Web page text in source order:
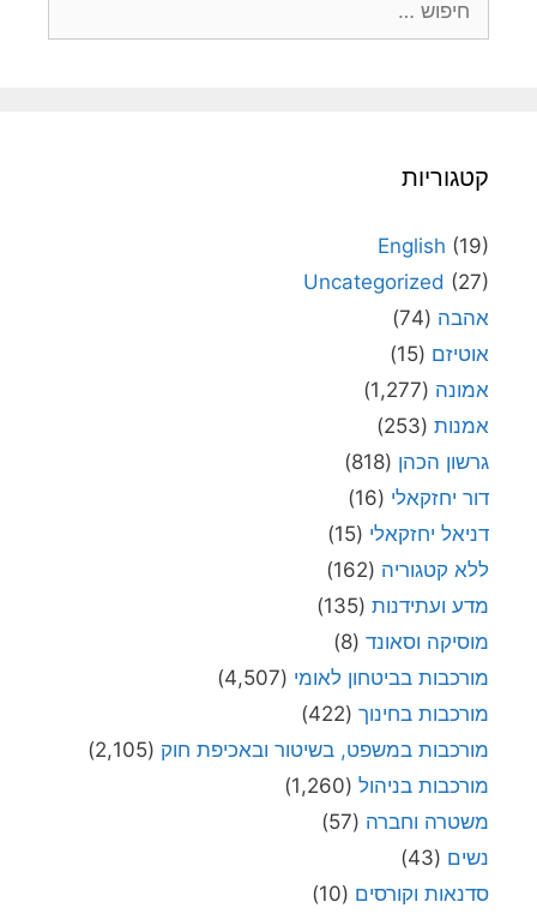
קטגוריות
English (19)
Uncategorized (27)
אהבה (74)
אוטיזם (15)
אמונה (1,277)
אמנות (253)
גרשון הכהן (818)
דור יחזקאלי (16)
דניאל יחזקאלי (15)
ללא קטגוריה (162)
מדע ועתידנות (135)
מוסיקה וסאונד (8)
מורכבות בביטחון לאומי (4,507)
מורכבות בחינוך (422)
מורכבות במשפט, בשיטור ובאכיפת חוק (2,105)
מורכבות בניהול (1,260)
משטרה וחברה (57)
נשים (43)
סדנאות וקורסים (10)